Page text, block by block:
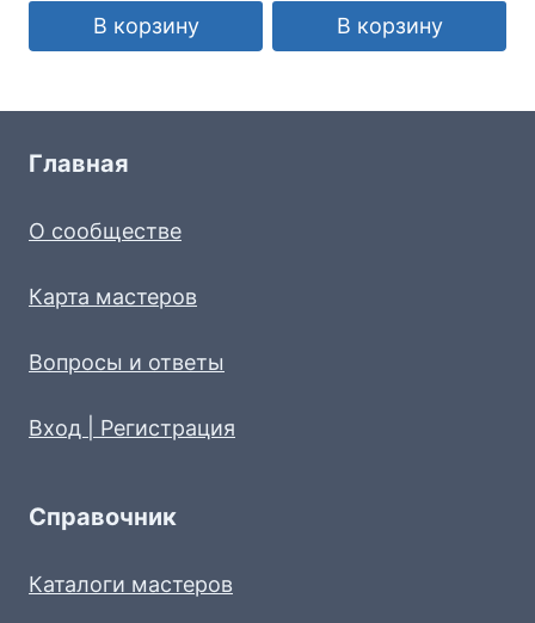
В корзину В корзину
Главная
О сообществе
Карта мастеров
Вопросы и ответы
Вход | Регистрация
Справочник
Каталоги мастеров